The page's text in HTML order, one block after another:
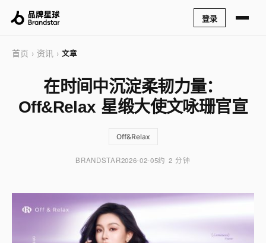
登录
首页 › 资讯 › 文章
在时间中沉淀柔韧力量：
Off&Relax 星缎大使文咏珊官宣
Off&Relax
BRANDSTAR2026-02-05约 2 分钟